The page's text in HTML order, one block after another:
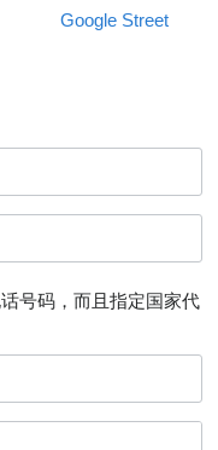
Google Street
号码，而且指定国家代